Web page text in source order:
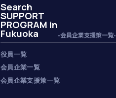
Search
SUPPORT
PROGRAM in
Fukuoka -会員企業支援策一覧-
役員一覧
会員企業一覧
会員企業支援策一覧